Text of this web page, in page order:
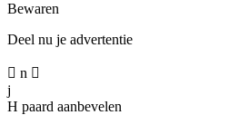
Bewaren
Deel nu je advertentie
 n 
j
H paard aanbevelen